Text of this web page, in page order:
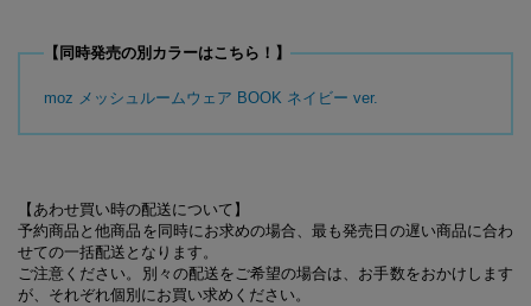
【同時発売の別カラーはこちら！】
moz メッシュルームウェア BOOK ネイビー ver.
【あわせ買い時の配送について】
予約商品と他商品を同時にお求めの場合、最も発売日の遅い商品に合わ
せての一括配送となります。
ご注意ください。別々の配送をご希望の場合は、お手数をおかけします
が、それぞれ個別にお買い求めください。